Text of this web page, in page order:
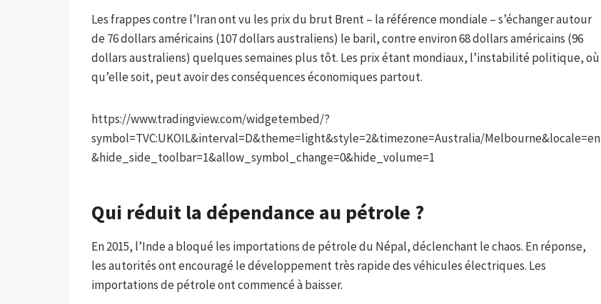
Les frappes contre l’Iran ont vu les prix du brut Brent – ​​la référence mondiale – s’échanger autour
de 76 dollars américains (107 dollars australiens) le baril, contre environ 68 dollars américains (96
dollars australiens) quelques semaines plus tôt. Les prix étant mondiaux, l’instabilité politique, où
qu’elle soit, peut avoir des conséquences économiques partout.
https://www.tradingview.com/widgetembed/?
symbol=TVC:UKOIL&interval=D&theme=light&style=2&timezone=Australia/Melbourne&locale=en
&hide_side_toolbar=1&allow_symbol_change=0&hide_volume=1
Qui réduit la dépendance au pétrole ?
En 2015, l’Inde a bloqué les importations de pétrole du Népal, déclenchant le chaos. En réponse,
les autorités ont encouragé le développement très rapide des véhicules électriques. Les
importations de pétrole ont commencé à baisser.